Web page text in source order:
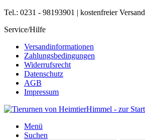
Tel.: 0231 - 98193901 | kostenfreier Versand
Service/Hilfe
Versandinformationen
Zahlungsbedingungen
Widerrufsrecht
Datenschutz
AGB
Impressum
Menü
Suchen